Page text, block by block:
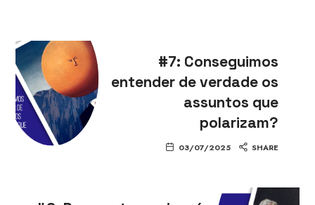
#7: Conseguimos
entender de verdade os
assuntos que
polarizam?
03/07/2025 SHARE